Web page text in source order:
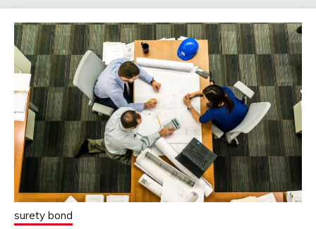
surety bond